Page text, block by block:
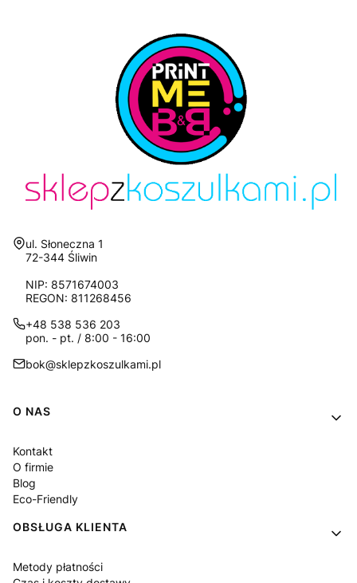
Adres:
ul. Słoneczna 1
72-344 Śliwin
NIP: 8571674003
REGON: 811268456
+48 538 536 203
pon. - pt. / 8:00 - 16:00
bok@sklepzkoszulkami.pl
Linki w stopce
O NAS
Kontakt
O firmie
Blog
Eco-Friendly
OBSŁUGA KLIENTA
Metody płatności